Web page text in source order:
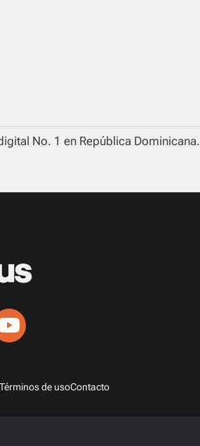
No. 1 en República Dominicana.
Términos de usoContacto